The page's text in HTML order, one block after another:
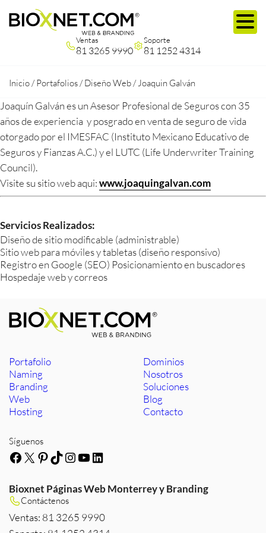
Ventas
81 3265 9990
Soporte
81 1252 4314
Inicio /Portafolios /Diseño Web / Joaquin Galván
Joaquín Galván es un Asesor Profesional de Seguros con 35
años de experiencia y posgrado en venta de seguro de vida
otorgado por el IMESFAC (Instituto Mexicano Educativo de
Seguros y Fianzas A.C.) y el LUTC (Life Underwriter Training
Council).
Visite su sitio web aqui:www.joaquingalvan.com
Servicios Realizados:
Diseño de sitio modificable (administrable)
Sitio web para móviles y tabletas (diseño responsivo)
Registro en Google (SEO) Posicionamiento en buscadores
Hospedaje web y correos
Portafolio
Naming
Branding
Web
Hosting
Dominios
Nosotros
Soluciones
Blog
Contacto
Síguenos
Facebook
X Pinterest
TikTok
Instagram
YouTube
LinkedIn
Bioxnet Páginas Web Monterrey y Branding
Contáctenos
Ventas: 81 3265 9990